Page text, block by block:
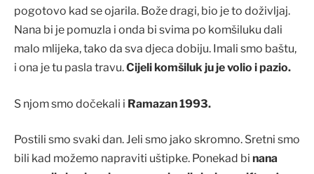
pogotovo kad se ojarila. Bože dragi, bio je to doživljaj.
Nana bi je pomuzla i onda bi svima po komšiluku dali
malo mlijeka, tako da sva djeca dobiju. Imali smo baštu,
i ona je tu pasla travu.Cijeli komšiluk ju je volio i pazio.
S njom smo dočekali i Ramazan 1993.
Postili smo svaki dan. Jeli smo jako skromno. Sretni smo
bili kad možemo napraviti uštipke. Ponekad bi nana